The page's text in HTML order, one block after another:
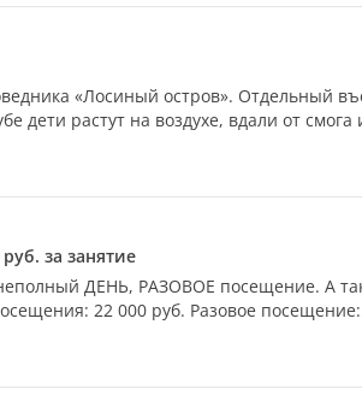
«Лосиный остров». Отдельный
дети растут на воздухе, вдали от смога
за занятие
ДЕНЬ, РАЗОВОЕ посещение. А
22 000 руб. Разовое